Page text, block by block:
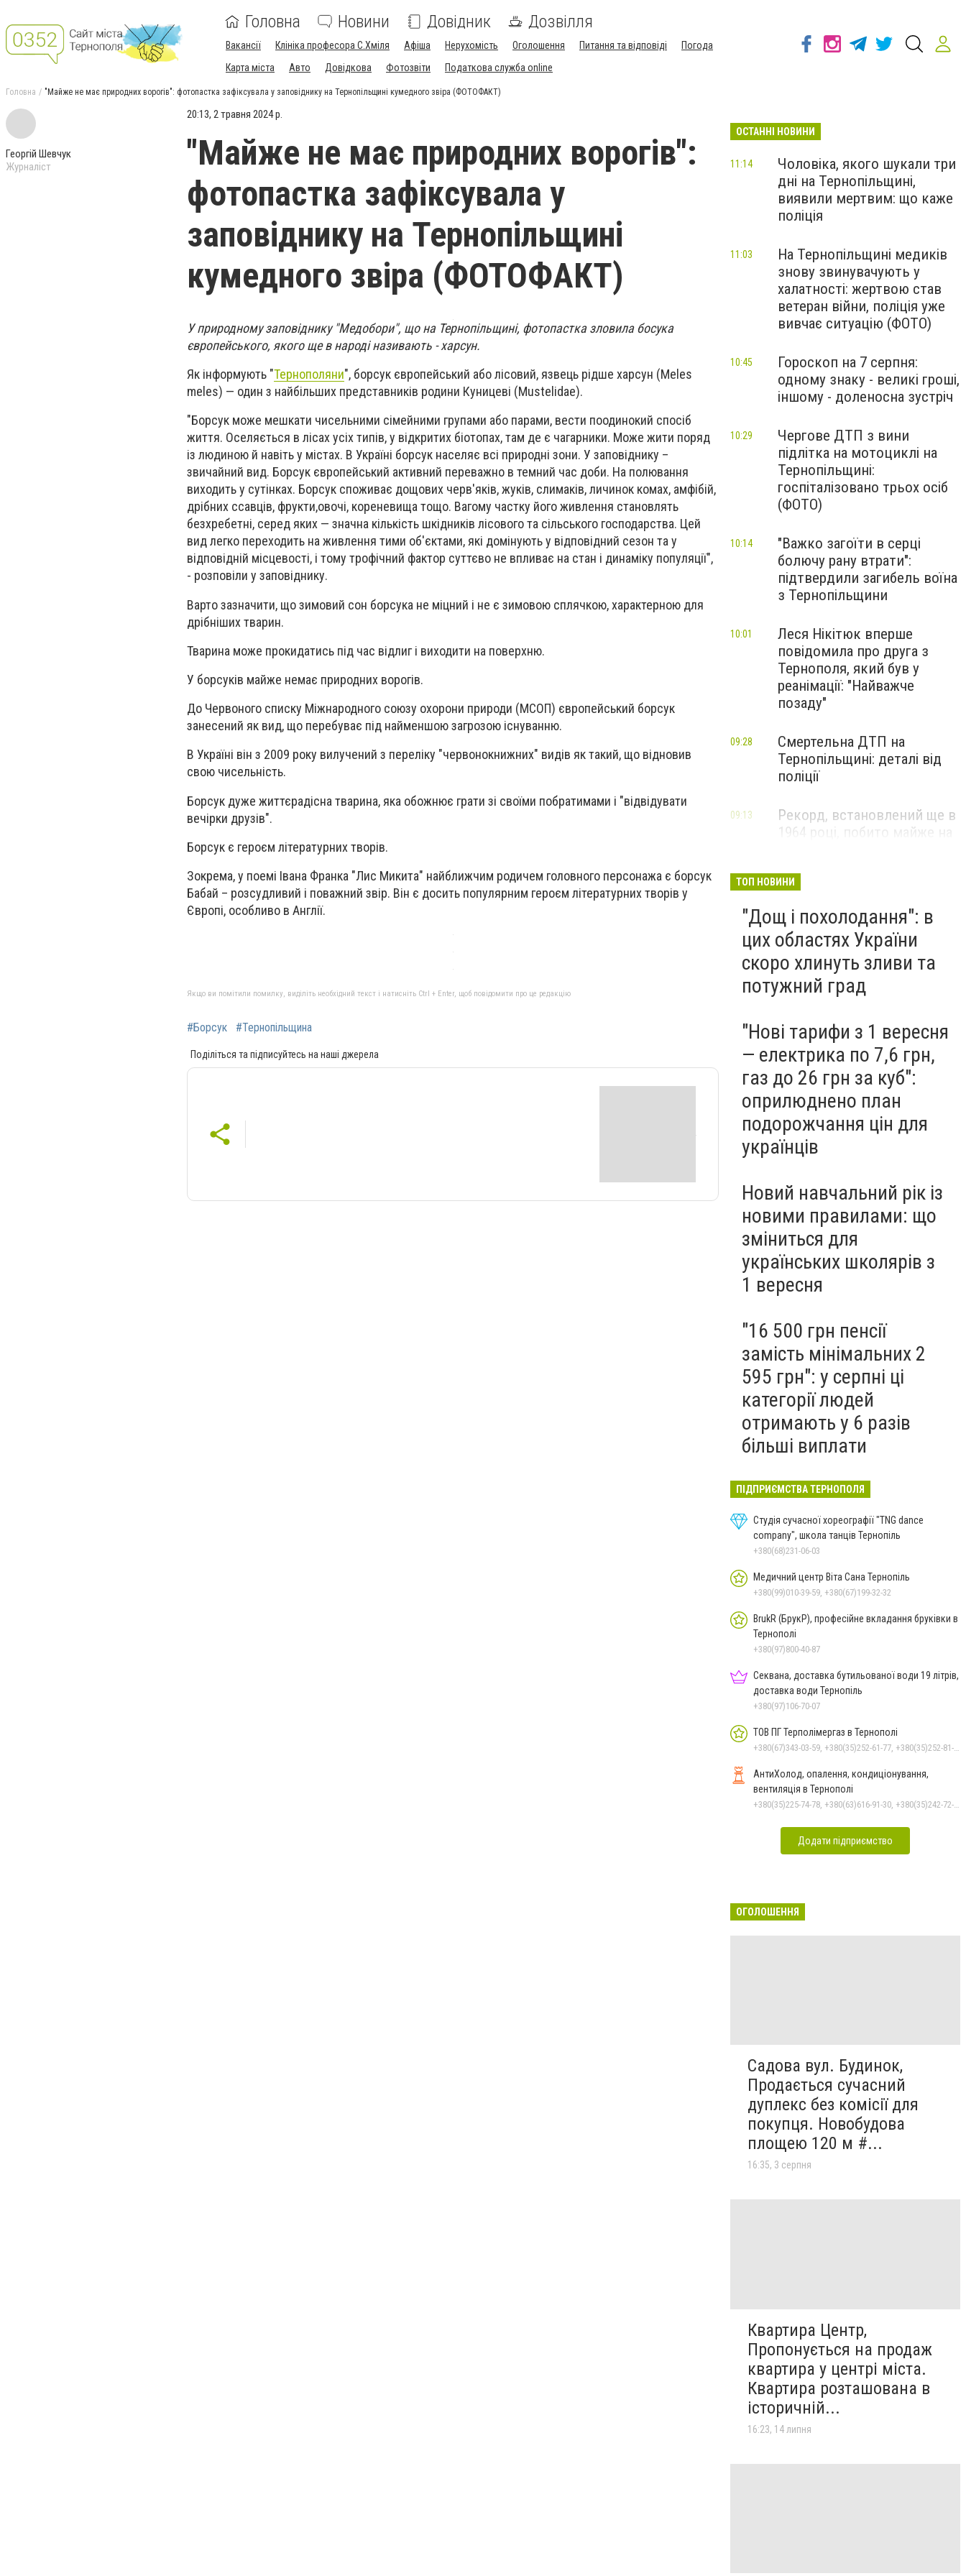
Головна Новини Довідник Дозвілля
Вакансії Клініка професора С.Хміля Афіша Нерухомість Оголошення Питання та відповіді
Погода
Карта міста
Авто Довідкова Фотозвіти Податкова служба online
Головна "Майже не має природних ворогів": фотопастка зафіксувала у заповіднику на Тернопільщині кумедного звіра (ФОТОФАКТ)
Георгій Шевчук
Журналіст
20:13, 2 травня 2024 р.
"Майже не має природних ворогів":
фотопастка зафіксувала у
заповіднику на Тернопільщині
кумедного звіра (ФОТОФАКТ)
У природному заповіднику "Медобори", що на Тернопільщині, фотопастка зловила босука
європейського, якого ще в народі називають - харсун.
Як інформують "Тернополяни", борсук європейський або лісовий, язвець рідше харсун (Meles
meles) — один з найбільших представників родини Куницеві (Mustelidae).
"Борсук може мешкати чисельними сімейними групами або парами, вести поодинокий спосіб
життя. Оселяється в лісах усіх типів, у відкритих біотопах, там де є чагарники. Може жити поряд
із людиною й навіть у містах. В Україні борсук населяє всі природні зони. У заповіднику –
звичайний вид. Борсук європейський активний переважно в темний час доби. На полювання
виходить у сутінках. Борсук споживає дощових черв'яків, жуків, слимаків, личинок комах, амфібій,
дрібних ссавців, фрукти,овочі, кореневища тощо. Вагому частку його живлення становлять
безхребетні, серед яких — значна кількість шкідників лісового та сільського господарства. Цей
вид легко переходить на живлення тими об'єктами, які домінують у відповідний сезон та у
відповідній місцевості, і тому трофічний фактор суттєво не впливає на стан і динаміку популяції",
- розповіли у заповіднику.
Варто зазначити, що зимовий сон борсука не міцний і не є зимовою сплячкою, характерною для
дрібніших тварин.
Тварина може прокидатись під час відлиг і виходити на поверхню.
У борсуків майже немає природних ворогів.
До Червоного списку Міжнародного союзу охорони природи (МСОП) європейський борсук
занесений як вид, що перебуває під найменшою загрозою існуванню.
В Україні він з 2009 року вилучений з переліку "червонокнижних" видів як такий, що відновив
свою чисельність.
Борсук дуже життєрадісна тварина, яка обожнює грати зі своїми побратимами і "відвідувати
вечірки друзів".
Борсук є героєм літературних творів.
Зокрема, у поемі Івана Франка "Лис Микита" найближчим родичем головного персонажа є борсук
Бабай – розсудливий і поважний звір. Він є досить популярним героєм літературних творів у
Європі, особливо в Англії.
Якщо ви помітили помилку, виділіть необхідний текст і натисніть Ctrl + Enter, щоб повідомити про це редакцію
#Борсук #Тернопільщина
Поділіться та підписуйтесь на наші джерела
ОСТАННІ НОВИНИ
Чоловіка, якого шукали три
дні на Тернопільщині,
виявили мертвим: що каже
поліція
11:14
На Тернопільщині медиків
знову звинувачують у
халатності: жертвою став
ветеран війни, поліція уже
вивчає ситуацію (ФОТО)
11:03
Гороскоп на 7 серпня:
одному знаку - великі гроші,
іншому - доленосна зустріч
10:45
Чергове ДТП з вини
підлітка на мотоциклі на
Тернопільщині:
госпіталізовано трьох осіб
(ФОТО)
10:29
"Важко загоїти в серці
болючу рану втрати":
підтвердили загибель воїна
з Тернопільщини
10:14
Леся Нікітюк вперше
повідомила про друга з
Тернополя, який був у
реанімації: "Найважче
позаду"
10:01
Смертельна ДТП на
Тернопільщині: деталі від
поліції
09:28
Рекорд, встановлений ще в
1964 році, побито майже на
шаленої температури
09:13
ТОП НОВИНИ
"Дощ і похолодання": в
цих областях України
скоро хлинуть зливи та
потужний град
"Нові тарифи з 1 вересня
— електрика по 7,6 грн,
газ до 26 грн за куб":
оприлюднено план
подорожчання цін для
українців
Новий навчальний рік із
новими правилами: що
зміниться для
українських школярів з
1 вересня
"16 500 грн пенсії
замість мінімальних 2
595 грн": у серпні ці
категорії людей
отримають у 6 разів
більші виплати
ПІДПРИЄМСТВА ТЕРНОПОЛЯ
Студія сучасної хореографії "TNG dance
company", школа танців Тернопіль
+380(68)231-06-03
Медичний центр Віта Сана Тернопіль
+380(99)010-39-59, +380(67)199-32-32
BrukR (БрукР), професійне вкладання бруківки в
Тернополі
+380(97)800-40-87
Секвана, доставка бутильованої води 19 літрів,
доставка води Тернопіль
+380(97)106-70-07
ТОВ ПГ Терполімергаз в Тернополі
+380(67)343-03-59, +380(35)252-61-77, +380(35)252-81-69
АнтиХолод, опалення, кондиціонування,
вентиляція в Тернополі
+380(35)225-74-78, +380(63)616-91-30, +380(35)242-72-37
Додати підприємство
ОГОЛОШЕННЯ
Садова вул. Будинок,
Продається сучасний
дуплекс без комісії для
покупця. Новобудова
площею 120 м #...
16:35, 3 серпня
Квартира Центр,
Пропонується на продаж
квартира у центрі міста.
Квартира розташована в
історичній...
16:23, 14 липня